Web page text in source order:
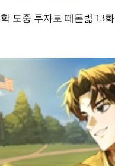
도중 투자로 떼돈벎 13화